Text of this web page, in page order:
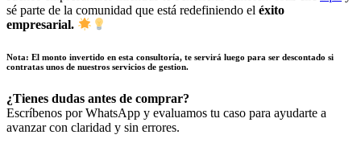
sé parte de la comunidad que está redefiniendo el éxito
empresarial.
Nota: El monto invertido en esta consultoría, te servirá luego para ser descontado si
contratas unos de nuestros servicios de gestion.
¿Tienes dudas antes de comprar?
Escríbenos por WhatsApp y evaluamos tu caso para ayudarte a
avanzar con claridad y sin errores.